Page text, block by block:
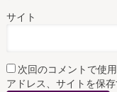
サイト
次回のコメントで使
アドレス、サイトを保存